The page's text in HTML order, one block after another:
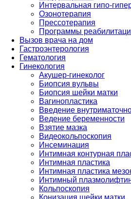
Интервальная гипо-
Озонотерапия
Прессотерапия
Программы
Вызов врача на дом
Гастроэнтерология
Гематология
Гинекология
Акушер-гинеколог
Биопсия вульвы
Биопсия шейки матки
Вагинопластика
Введение
Ведение беременности
Взятие мазка
Видеокольпоскопия
Инсеминация
Интимная контурная
Интимная пластика
Интимная пластика
Интимный
Кольпоскопия